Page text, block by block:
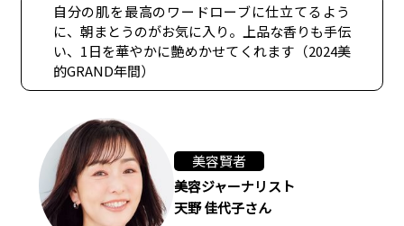
自分の肌を最高のワードローブに仕立てるよう
に、朝まとうのがお気に入り。上品な香りも手伝
い、1日を華やかに艶めかせてくれます（2024美
的GRAND年間）
美容賢者
美容ジャーナリスト
天野 佳代子さん